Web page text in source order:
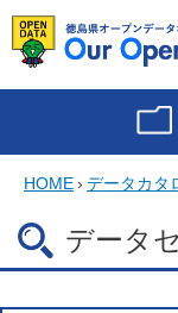
HOME› データカタ
データ